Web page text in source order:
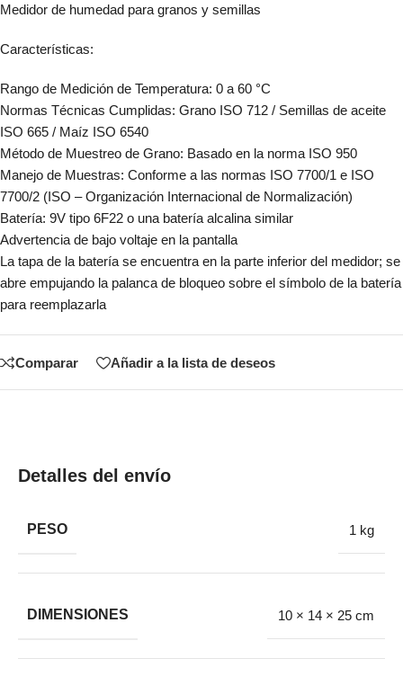
Medidor de humedad para granos y semillas
Características:
Rango de Medición de Temperatura: 0 a 60 °C
Normas Técnicas Cumplidas: Grano ISO 712 / Semillas de aceite
ISO 665 / Maíz ISO 6540
Método de Muestreo de Grano: Basado en la norma ISO 950
Manejo de Muestras: Conforme a las normas ISO 7700/1 e ISO
7700/2 (ISO – Organización Internacional de Normalización)
Batería: 9V tipo 6F22 o una batería alcalina similar
Advertencia de bajo voltaje en la pantalla
La tapa de la batería se encuentra en la parte inferior del medidor; se
abre empujando la palanca de bloqueo sobre el símbolo de la batería
para reemplazarla
Comparar Añadir a la lista de deseos
Detalles del envío
PESO 1 kg
DIMENSIONES 10 × 14 × 25 cm